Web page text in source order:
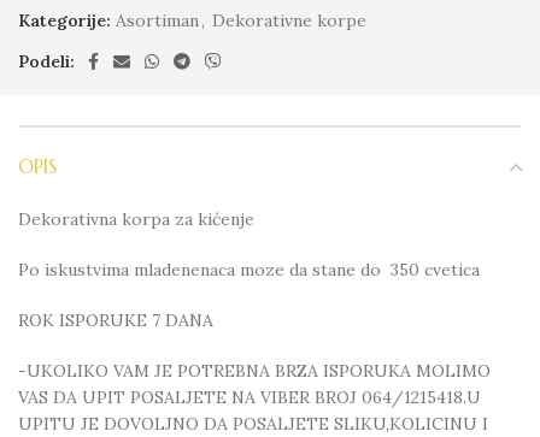
Kategorije: Asortiman , Dekorativne korpe
Podeli:
OPIS
Dekorativna korpa za kićenje
Po iskustvima mladenenaca moze da stane do 350 cvetica
ROK ISPORUKE 7 DANA
-UKOLIKO VAM JE POTREBNA BRZA ISPORUKA MOLIMO
VAS DA UPIT POSALJETE NA VIBER BROJ 064/1215418.U
UPITU JE DOVOLJNO DA POSALJETE SLIKU,KOLICINU I